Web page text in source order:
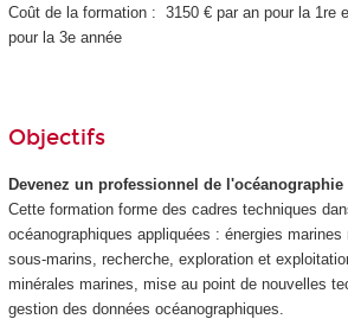
Coût de la formation : 3150 € par an pour la 1re
pour la 3e année
Objectifs
Devenez un professionnel de l'océanographie
Cette formation forme des cadres techniques
océanographiques appliquées : énergies
sous-marins, recherche, exploration et
minérales marines, mise au point de nouvelles
gestion des données océanographiques.